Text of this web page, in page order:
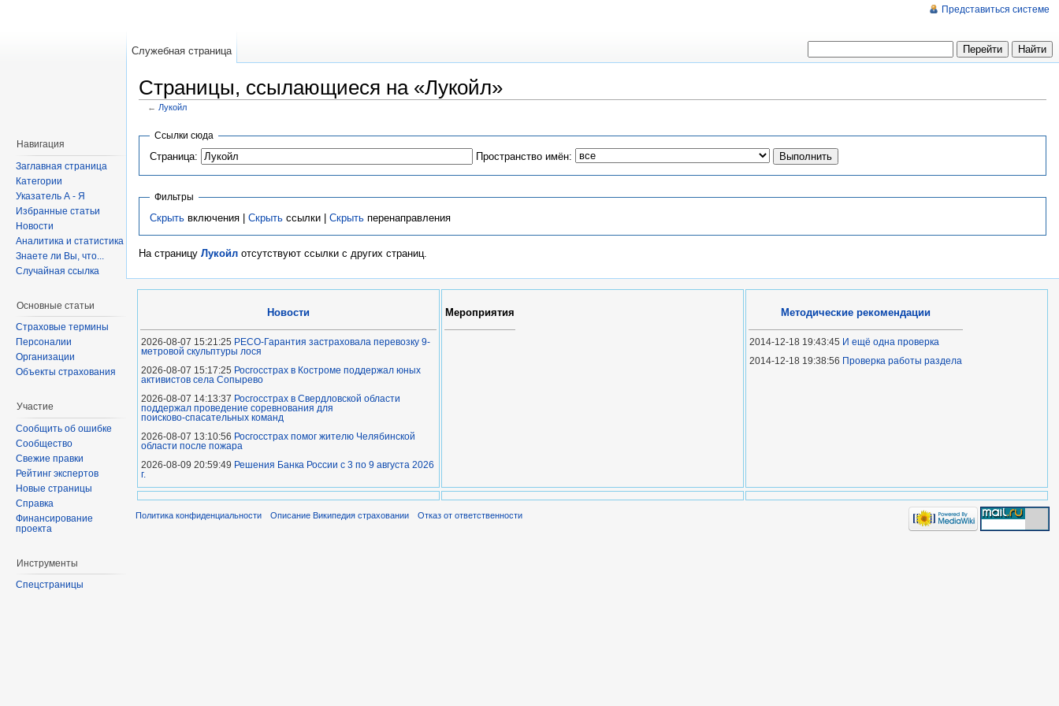
Страницы, ссылающиеся на «Лукойл»
← Лукойл
Ссылки сюда
Страница: Пространство имён:
Фильтры
Скрытьвключения | Скрытьссылки | Скрытьперенаправления
На страницу Лукойл отсутствуют ссылки с других страниц.
Представиться системе
Служебная страница
Навигация
Заглавная страница
Категории
Указатель А - Я
Избранные статьи
Новости
Аналитика и статистика
Знаете ли Вы, что...
Случайная ссылка
Основные статьи
Страховые термины
Персоналии
Организации
Объекты страхования
Участие
Сообщить об ошибке
Сообщество
Свежие правки
Рейтинг экспертов
Новые страницы
Справка
Финансирование
проекта
Инструменты
Спецстраницы
Новости
2026-08-07 15:21:25 РЕСО-Гарантия застраховала перевозку 9-
метровой скульптуры лося
2026-08-07 15:17:25 Росгосстрах в Костроме поддержал юных
активистов села Сопырево
2026-08-07 14:13:37 Росгосстрах в Свердловской области
поддержал проведение соревнования для
поисково‑спасательных команд
2026-08-07 13:10:56 Росгосстрах помог жителю Челябинской
области после пожара
2026-08-09 20:59:49 Решения Банка России с 3 по 9 августа 2026
г.
Мероприятия Методические рекомендации
2014-12-18 19:43:45 И ещё одна проверка
2014-12-18 19:38:56 Проверка работы раздела
Политика конфиденциальности Описание Википедия страховании Отказ от ответственности